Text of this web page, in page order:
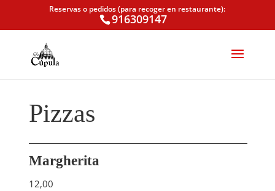
Reservas o pedidos (para recoger en restaurante):
916309147
Pizzas
Margherita
12,00